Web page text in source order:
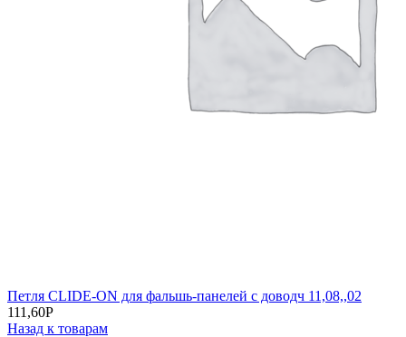
Петля CLIDE-ON для фальшь-панелей с доводч 11,08,,02
111,60Р
Назад к товарам